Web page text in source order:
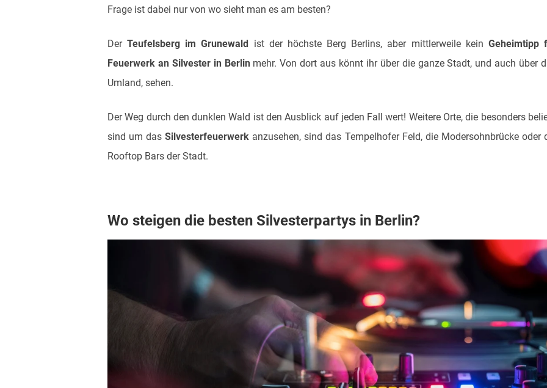
Frage ist dabei nur von wo sieht man es am besten?
DerTeufelsberg im Grunewald ist der höchste Berg Berlins, aber mittlerweile kein Geheimtipp
Feuerwerk an Silvester in Berlinmehr. Von dort aus könnt ihr über die ganze Stadt, und auch über
Umland, sehen.
Der Weg durch den dunklen Wald ist den Ausblick auf jeden Fall wert! Weitere Orte, die besonders
sind um dasSilvesterfeuerwerk anzusehen, sind das Tempelhofer Feld, die Modersohnbrücke oder
Rooftop Bars der Stadt.
Wo steigen die besten Silvesterpartys in Berlin?